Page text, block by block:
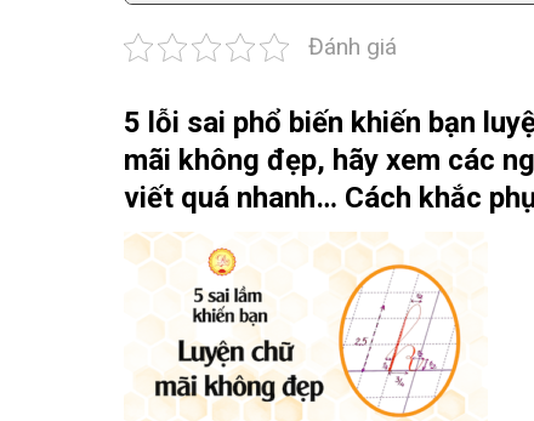
Đánh giá
5 lỗi sai phổ biến khiến bạn
mãi không đẹp, hãy xem các
viết quá nhanh… Cách khắc